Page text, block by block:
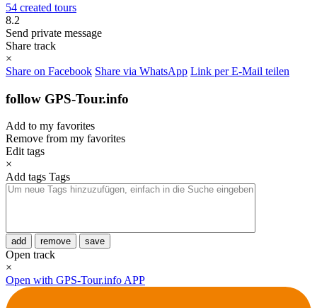
54 created tours
8.2
Send private message
Share track
×
Share on Facebook Share via WhatsApp Link per E-Mail teilen
follow GPS-Tour.info
Add to my favorites
Remove from my favorites
Edit tags
×
Add tags Tags
add remove save
Open track
×
Open with GPS-Tour.info APP